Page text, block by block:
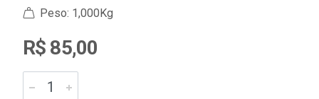
Peso: 1,000Kg
R$ 85,00